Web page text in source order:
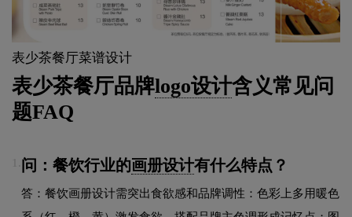
表少茶餐厅菜谱设计
表少茶餐厅品牌logo设计含义常见问
题FAQ
问：餐饮行业的画册设计有什么特点？
答：餐饮画册设计需突出食欲感和品牌调性：色彩上多用暖色